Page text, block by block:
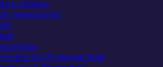
и обряды
университет
по 20 мытарствам